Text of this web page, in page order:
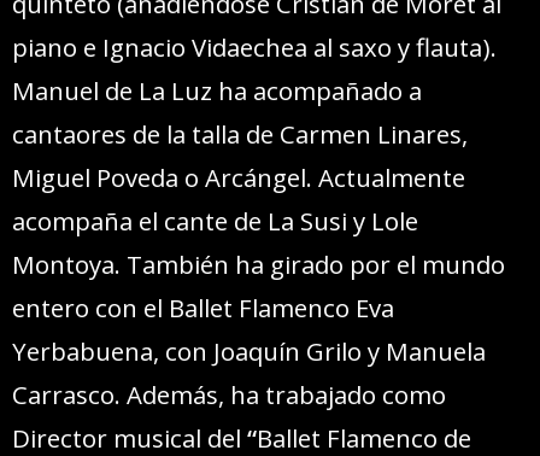
piano e Ignacio Vidaechea al saxo y flauta).
Manuel de La Luz ha acompañado a
cantaores de la talla de Carmen Linares,
Miguel Poveda o Arcángel. Actualmente
acompaña el cante de La Susi y Lole
Montoya. También ha girado por el mundo
entero con el Ballet Flamenco Eva
Yerbabuena, con Joaquín Grilo y Manuela
Carrasco. Además, ha trabajado como
Director musical del “Ballet Flamenco de